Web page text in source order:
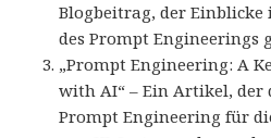
Blogbeitrag, der Einblicke
des Prompt Engineerings
„Prompt Engineering: A
with AI“ – Ein Artikel,
Prompt Engineering für